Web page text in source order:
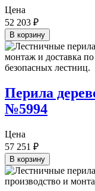
Цена
52 203 ₽
В корзину
Перила
№5994
Цена
57 251 ₽
В корзину